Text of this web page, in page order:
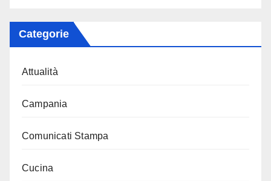
Categorie
Attualità
Campania
Comunicati Stampa
Cucina